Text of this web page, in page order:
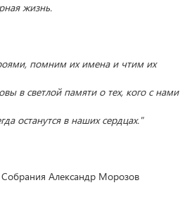
жизнь.
помним их имена и чтим их
в светлой памяти о тех, кого с нами
останутся в наших сердцах."
Собрания Александр Морозов